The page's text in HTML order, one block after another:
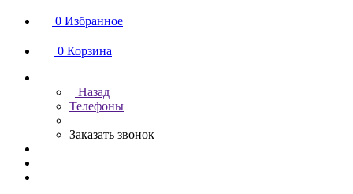
0 Избранное
0 Корзина
Назад
Телефоны
Заказать звонок